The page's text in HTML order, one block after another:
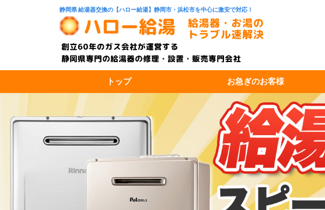
静岡県 給湯器交換の【ハロー給湯】静岡市・浜松市を中心に激安で対応！
トップ お急ぎのお客様